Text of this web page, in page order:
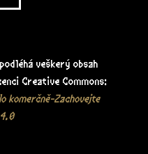
veškerý obsah
Creative Commons:
komerčně-Zachovejte